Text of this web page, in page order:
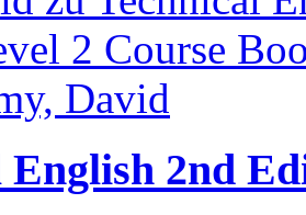
English 2nd